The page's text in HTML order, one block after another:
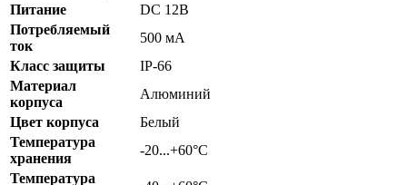
Питание
DC 12В
Потребляемый
ток
500 мА
Класс защиты
IP-66
Материал
корпуса
Алюминий
Цвет корпуса
Белый
Температура
хранения
-20...+60°С
Температура